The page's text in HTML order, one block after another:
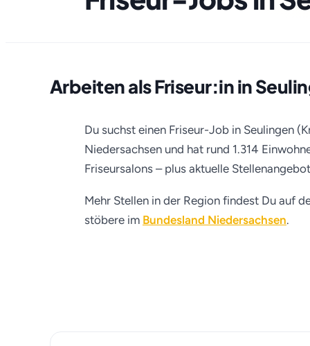
Arbeiten als Friseur:in in
Du suchst einen Friseur-Job in Seulingen
Niedersachsen und hat rund 1.314
Friseursalons – plus aktuelle
Mehr Stellen in der Region findest Du auf
stöbere im Bundesland Niedersachsen.